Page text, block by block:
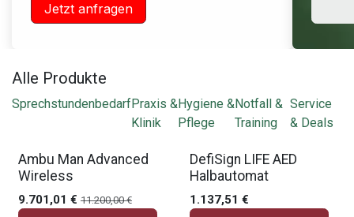
Jetzt anfragen
Alle Produkte
SprechstundenbedarfPraxis &
Klinik
Hygiene &
Pflege
Notfall &
Training
Service
& Deals
Gratis Zubehör
Ambu Man Advanced
Wireless
9.701,01 € 11.200,00€ Gratis Zubehör
DefiSign LIFE AED
Halbautomat
1.137,51 €